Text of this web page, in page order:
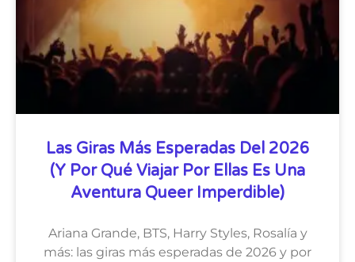
Las Giras Más Esperadas Del 2026
(y Por Qué Viajar Por Ellas Es Una
Aventura Queer Imperdible)
Ariana Grande, BTS, Harry Styles, Rosalía y
más: las giras más esperadas de 2026 y por